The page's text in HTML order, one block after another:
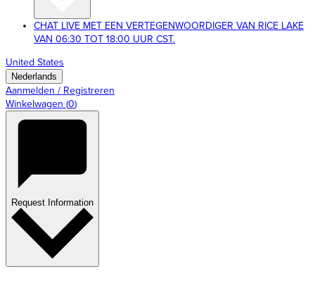
CHAT LIVE MET EEN VERTEGENWOORDIGER VAN RICE LAKE
VAN 06:30 TOT 18:00 UUR CST.
United States
Nederlands
Aanmelden / Registreren
Winkelwagen (0)
Request Information